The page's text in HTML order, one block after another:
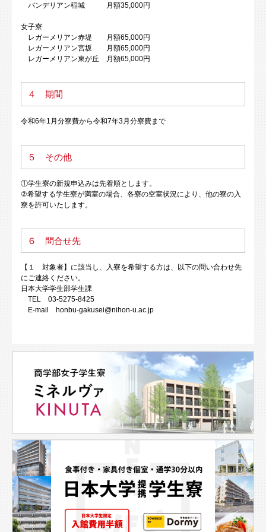
バンデリアン稲城 月額35,000円
女子寮
レガーメリアン赤堤 月額65,000円
レガーメリアン宮坂 月額65,000円
レガーメリアン東が丘 月額65,000円
４ 期間
令和6年1月分寮費から令和7年3月分寮費まで
５ その他
①学生寮の新規申込みは先着順とします。
②希望する学生寮が満室の場合、各寮の空室状況により、他の寮の入
寮を許可いたします。
６ 問合せ先
【１ 対象者】に該当し、入寮を希望する方は、以下の問い合わせ先
にご連絡ください。
日本大学学生部学生課
TEL 03-5275-8425
E-mail honbu-gakusei@nihon-u.ac.jp